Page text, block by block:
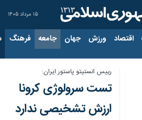
۱۵ مرداد ۱۴۰۵
اقتصاد ورزش جهان جامعه فرهنگ
رییس انستیتو پاستور ایران:
تست سرولوژی کرونا
ارزش تشخیصی ندارد